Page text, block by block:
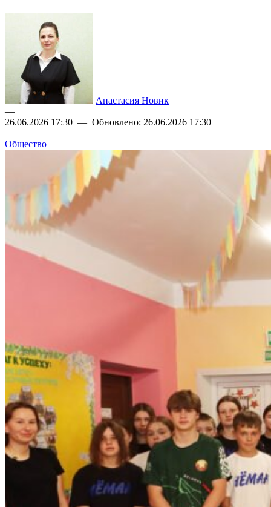
Анастасия Новик
—
26.06.2026 17:30 — Обновлено: 26.06.2026 17:30
—
Общество